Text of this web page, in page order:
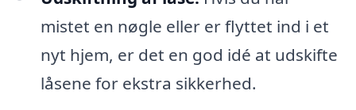
mistet en nøgle eller er flyttet ind i et
nyt hjem, er det en god idé at udskifte
låsene for ekstra sikkerhed.